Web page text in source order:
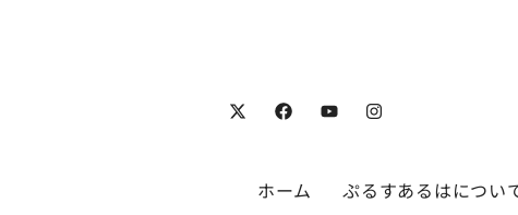
ホーム ぷるすあるはについ